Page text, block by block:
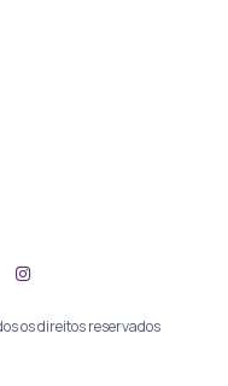
os direitos reservados